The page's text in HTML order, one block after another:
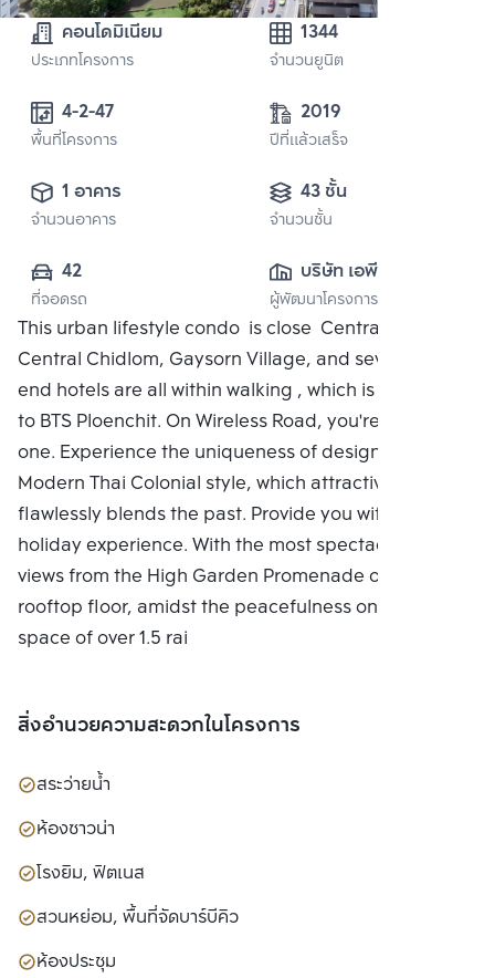
คอนโดมิเนียม
ประเภทโครงการ
1344
จำนวนยูนิต
4-2-47
พื้นที่โครงการ
2019
ปีที่แล้วเสร็จ
1 อาคาร
จำนวนอาคาร
43 ชั้น
จำนวนชั้น
42
ที่จอดรถ
บริษัท เอพี เอ็มอี 2
จำกัด
ผู้พัฒนาโครงการ
This urban lifestyle condo is close Central Embassy,
Central Chidlom, Gaysorn Village, and several high-
end hotels are all within walking , which is adjacent
to BTS Ploenchit. On Wireless Road, you're the only
one. Experience the uniqueness of design with the
Modern Thai Colonial style, which attractively and
flawlessly blends the past. Provide you with a unique
holiday experience. With the most spectacular city
views from the High Garden Promenade on the
rooftop floor, amidst the peacefulness on a green
space of over 1.5 rai
สิ่งอำนวยความสะดวกในโครงการ
สระว่ายน้ำ
ห้องซาวน่า
โรงยิม, ฟิตเนส
สวนหย่อม, พื้นที่จัดบาร์บีคิว
ห้องประชุม